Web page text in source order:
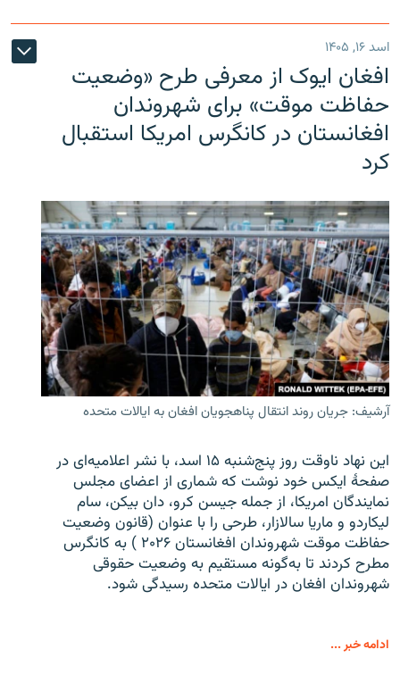
اسد ۱۶, ۱۴۰۵
افغان ایوک از معرفی طرح «وضعیت
حفاظت موقت» برای شهروندان
افغانستان در کانگرس امریکا استقبال
کرد
آرشیف: جریان روند انتقال پناهجویان افغان به ایالات متحده
این نهاد ناوقت روز پنج‌شنبه ۱۵ اسد، با نشر اعلامیه‌ای در
صفحۀ ایکس خود نوشت که شماری از اعضای مجلس
نمایندگان امریکا، از جمله جیسن کرو، دان بیکن، سام
لیکاردو و ماریا سالازار، طرحی را با عنوان (قانون وضعیت
حفاظت موقت شهروندان افغانستان ۲۰۲۶ ) به کانگرس
مطرح کردند تا به‌گونه مستقیم به وضعیت حقوقی
شهروندان افغان در ایالات متحده رسیدگی شود.
ادامه خبر ...